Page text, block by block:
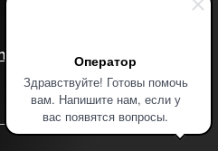
Оператор
Здравствуйте! Готовы помочь
вам. Напишите нам, если у
вас появятся вопросы.
2A